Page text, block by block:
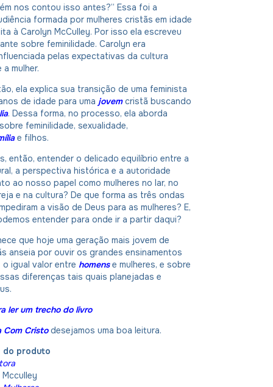
nos contou isso antes?” Essa foi a
formada por mulheres cristãs em idade
à Carolyn McCulley. Por isso ela escreveu
sobre feminilidade. Carolyn era
pelas expectativas da cultura
mulher.
ela explica sua transição de uma feminista
de idade para uma jovemcristã buscando
. Dessa forma, no processo, ela aborda
feminilidade, sexualidade,
e filhos.
então, entender o delicado equilíbrio entre a
a perspectiva histórica e a autoridade
ao nosso papel como mulheres no lar, no
e na cultura? De que forma as três ondas
a visão de Deus para as mulheres? E,
entender para onde ir a partir daqui?
que hoje uma geração mais jovem de
anseia por ouvir os grandes ensinamentos
igual valor entre homense mulheres, e sobre
diferenças tais quais planejadas e
ler um trecho do livro
Com Cristodesejamos uma boa leitura.
do produto